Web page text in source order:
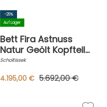
-26%
Auf Lager
Bett Fira Astnuss
Natur Geölt Kopfteil
Leder 2-07 Steingrau
ohne Matratzen
Scholtissek
4.195,00 € 5.692,00 €